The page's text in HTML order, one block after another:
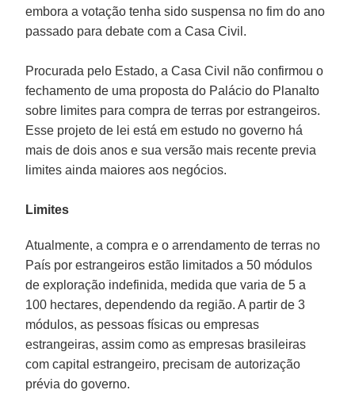
embora a votação tenha sido suspensa no fim do ano
passado para debate com a Casa Civil.
Procurada pelo Estado, a Casa Civil não confirmou o
fechamento de uma proposta do Palácio do Planalto
sobre limites para compra de terras por estrangeiros.
Esse projeto de lei está em estudo no governo há
mais de dois anos e sua versão mais recente previa
limites ainda maiores aos negócios.
Limites
Atualmente, a compra e o arrendamento de terras no
País por estrangeiros estão limitados a 50 módulos
de exploração indefinida, medida que varia de 5 a
100 hectares, dependendo da região. A partir de 3
módulos, as pessoas físicas ou empresas
estrangeiras, assim como as empresas brasileiras
com capital estrangeiro, precisam de autorização
prévia do governo.